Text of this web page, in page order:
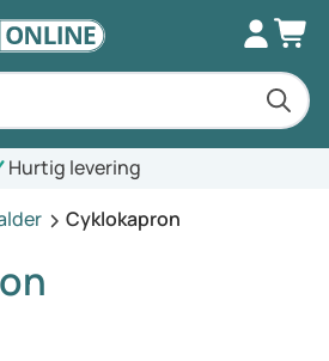
Hurtig levering
Cyklokapron